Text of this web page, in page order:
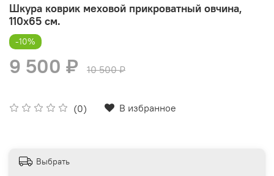
Шкура коврик меховой прикроватный овчина,
110х65 см.
(0) В избранное
-10%
9 500 ₽ 10 500 ₽
Выбрать